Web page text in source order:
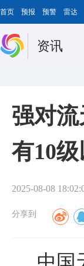
首页 预报 预警 雷达
资讯
强对
有10
2025-08-08
分享到